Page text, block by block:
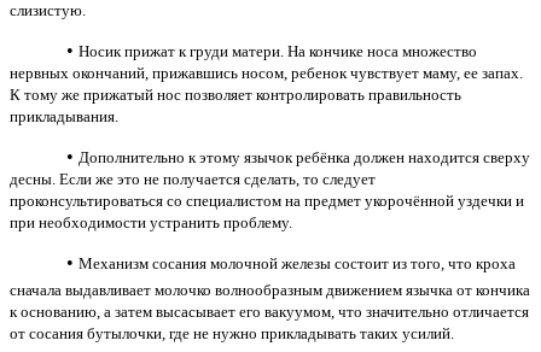
слизистую.
•Носик прижат к груди матери. На кончике носа множество
нервных окончаний, прижавшись носом, ребенок чувствует маму, ее запах.
К тому же прижатый нос позволяет контролировать правильность
прикладывания.
•Дополнительно к этому язычок ребёнка должен находится сверху
десны. Если же это не получается сделать, то следует
проконсультироваться со специалистом на предмет укорочённой уздечки и
при необходимости устранить проблему.
•Механизм сосания молочной железы состоит из того, что кроха
сначала выдавливает молочко волнообразным движением язычка от кончика
к основанию, а затем высасывает его вакуумом, что значительно отличается
от сосания бутылочки, где не нужно прикладывать таких усилий.